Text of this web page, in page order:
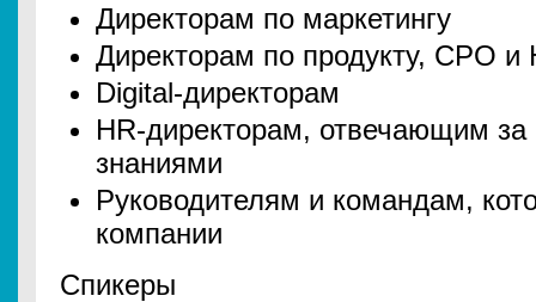
Директорам по маркетингу
Директорам по продукту, CPO и
Digital-директорам
HR-директорам, отвечающим за
знаниями
Руководителям и командам,
компании
Спикеры